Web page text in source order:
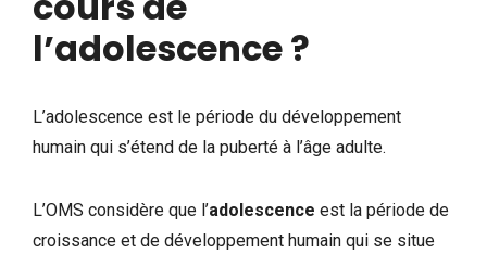
l’adolescence ?
L’adolescence est le période du développement
humain qui s’étend de la puberté à l’âge adulte.
L’OMS considère que l’adolescence est la période de
croissance et de développement humain qui se situe